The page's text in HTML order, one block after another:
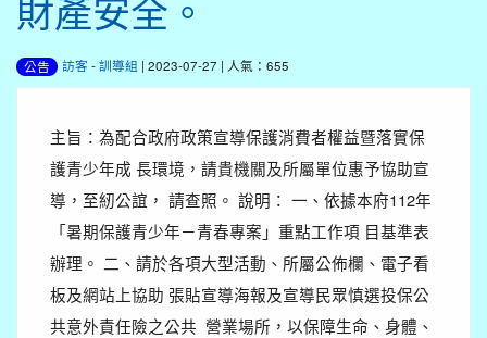
財產安全。
公告 訪客 -訓導組 | 2023-07-27 | 人氣：655
主旨：為配合政府政策宣導保護消費者權益暨落實保
護青少年成 長環境，請貴機關及所屬單位惠予協助宣
導，至紉公誼， 請查照。 說明： 一、依據本府112年
「暑期保護青少年－青春專案」重點工作項 目基準表
辦理。 二、請於各項大型活動、所屬公佈欄、電子看
板及網站上協助 張貼宣導海報及宣導民眾慎選投保公
共意外責任險之公共 營業場所，以保障生命、身體、